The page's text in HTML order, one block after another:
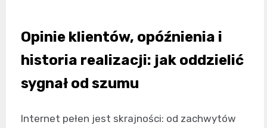
Opinie klientów, opóźnienia i
historia realizacji: jak oddzielić
sygnał od szumu
Internet pełen jest skrajności: od zachwytów